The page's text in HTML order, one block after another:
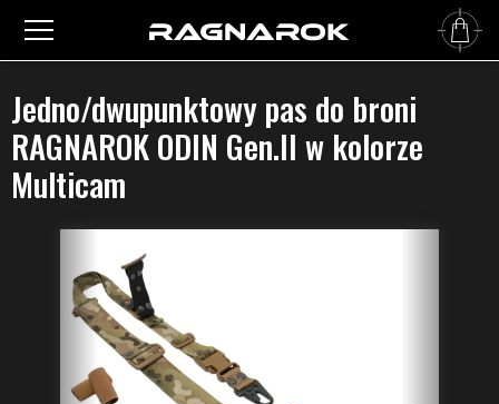
Główna› Dwupunktowe pasy do broni›Jedno/dwupunktowy pas do broni
Jedno/dwupunktowy pas do broni
RAGNAROK ODIN Gen.II w kolorze
Multicam